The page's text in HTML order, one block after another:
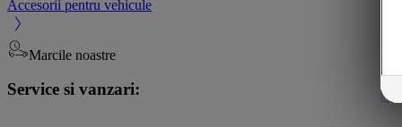
Accesorii pentru vehicule
Marcile noastre
Service si vanzari: